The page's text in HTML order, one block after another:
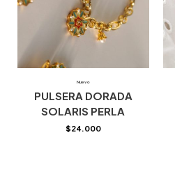
Nuevo
PULSERA DORADA
SOLARIS PERLA
$24.000